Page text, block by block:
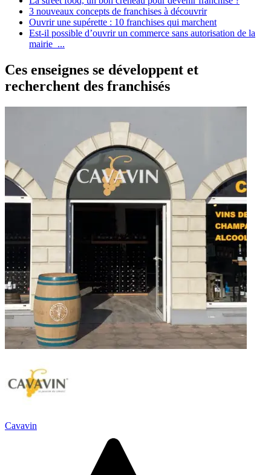
3 nouveaux concepts de franchises à découvrir
Ouvrir une supérette : 10 franchises qui marchent
Est-il possible d’ouvrir un commerce sans autorisation de la
mairie ...
Ces enseignes se développent et
recherchent des franchisés
Cavavin